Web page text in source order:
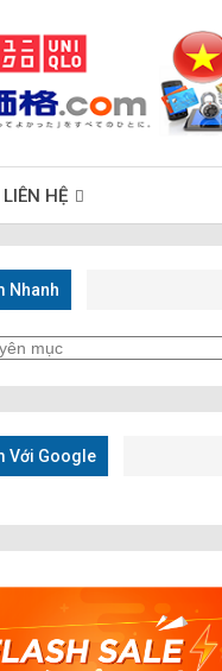
LIÊN HỆ
Nhanh
Với Google